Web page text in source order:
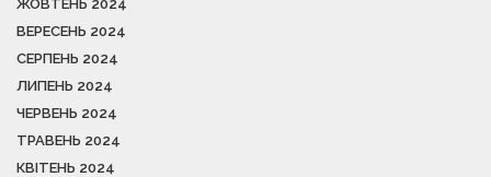
ЖОВТЕНЬ 2024
ВЕРЕСЕНЬ 2024
СЕРПЕНЬ 2024
ЛИПЕНЬ 2024
ЧЕРВЕНЬ 2024
ТРАВЕНЬ 2024
КВІТЕНЬ 2024